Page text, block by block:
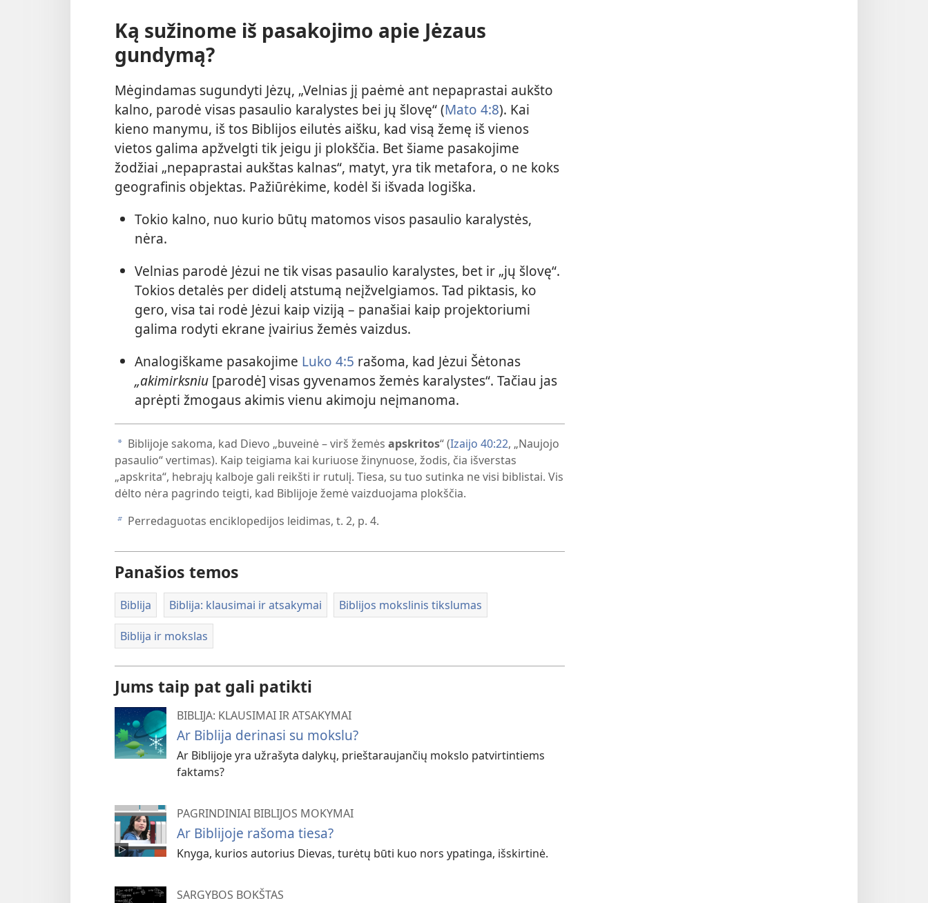
Ką sužinome iš pasakojimo apie Jėzaus
gundymą?
Mėgindamas sugundyti Jėzų, „Velnias jį paėmė ant nepaprastai aukšto
kalno, parodė visas pasaulio karalystes bei jų šlovę“ (Mato 4:8). Kai
kieno manymu, iš tos Biblijos eilutės aišku, kad visą žemę iš vienos
vietos galima apžvelgti tik jeigu ji plokščia. Bet šiame pasakojime
žodžiai „nepaprastai aukštas kalnas“, matyt, yra tik metafora, o ne koks
geografinis objektas. Pažiūrėkime, kodėl ši išvada logiška.
Tokio kalno, nuo kurio būtų matomos visos pasaulio karalystės,
nėra.
Velnias parodė Jėzui ne tik visas pasaulio karalystes, bet ir „jų šlovę“.
Tokios detalės per didelį atstumą neįžvelgiamos. Tad piktasis, ko
gero, visa tai rodė Jėzui kaip viziją – panašiai kaip projektoriumi
galima rodyti ekrane įvairius žemės vaizdus.
Analogiškame pasakojime Luko 4:5 rašoma, kad Jėzui Šėtonas
„akimirksniu[parodė] visas gyvenamos žemės karalystes“. Tačiau jas
aprėpti žmogaus akimis vienu akimoju neįmanoma.
a Biblijoje sakoma, kad Dievo „buveinė – virš žemės apskritos“ (Izaijo 40:22, „Naujojo
pasaulio“ vertimas). Kaip teigiama kai kuriuose žinynuose, žodis, čia išverstas
„apskrita“, hebrajų kalboje gali reikšti ir rutulį. Tiesa, su tuo sutinka ne visi biblistai. Vis
dėlto nėra pagrindo teigti, kad Biblijoje žemė vaizduojama plokščia.
b Perredaguotas enciklopedijos leidimas, t. 2, p. 4.
Panašios temos
Biblija Biblija: klausimai ir atsakymai Biblijos mokslinis tikslumas
Biblija ir mokslas
Jums taip pat gali patikti
BIBLIJA: KLAUSIMAI IR ATSAKYMAI
Ar Biblija derinasi su mokslu?
Ar Biblijoje yra užrašyta dalykų, prieštaraujančių mokslo patvirtintiems
faktams?
PAGRINDINIAI BIBLIJOS MOKYMAI
Ar Biblijoje rašoma tiesa?
Knyga, kurios autorius Dievas, turėtų būti kuo nors ypatinga, išskirtinė.
SARGYBOS BOKŠTAS